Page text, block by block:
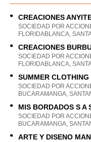
CREACIONES
SOCIEDAD POR
FLORIDABLANCA,
CREACIONES
SOCIEDAD POR
FLORIDABLANCA,
SUMMER CLOTHING
SOCIEDAD POR
BUCARAMANGA,
MIS BORDADOS S A
SOCIEDAD POR
BUCARAMANGA,
ARTE Y DISENO